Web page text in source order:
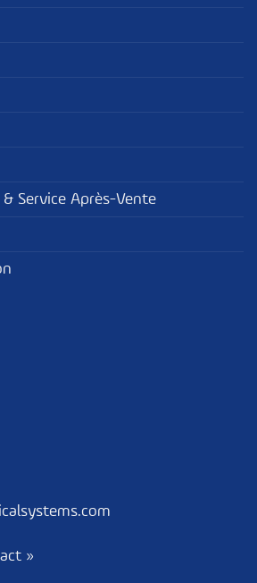
Service Après-Vente
»